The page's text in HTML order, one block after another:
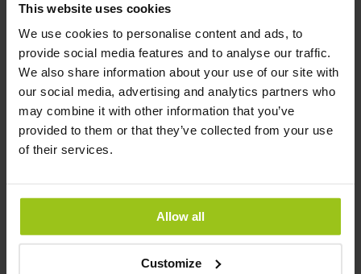
This website uses cookies
We use cookies to personalise content and ads, to
provide social media features and to analyse our traffic.
We also share information about your use of our site with
our social media, advertising and analytics partners who
may combine it with other information that you’ve
provided to them or that they’ve collected from your use
of their services.
Allow all
Customize
Författare:
Patrick Wahlberg,Hälsocoach och
kostrådgivare
Granskare:
Teresa Husén, Funktionsmedicinsk
Näringsterapeut